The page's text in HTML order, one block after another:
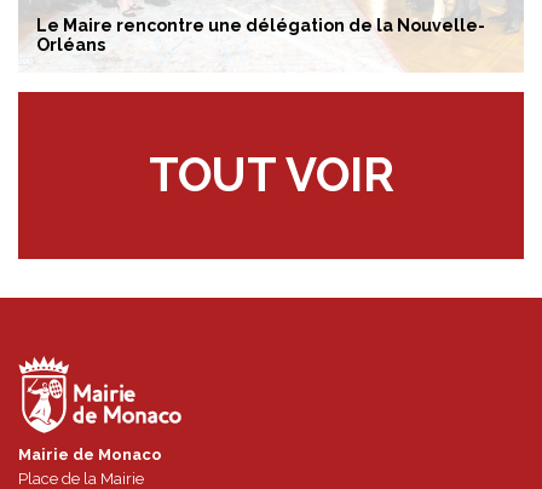
Le Maire rencontre une délégation de la Nouvelle-
Orléans
TOUT VOIR
Mairie de Monaco
Place de la Mairie